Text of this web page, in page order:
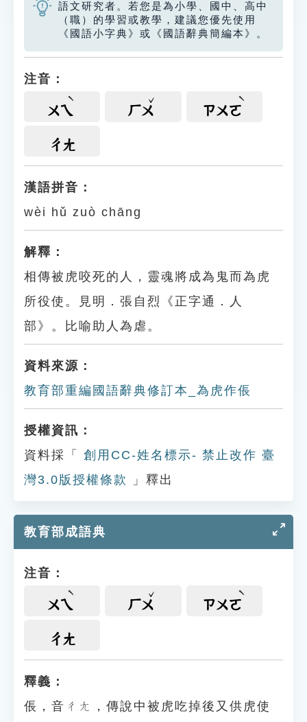
語文研究者。若您是為小學、國中、高中
（職）的學習或教學，建議您優先使用
《國語小字典》或《國語辭典簡編本》。
注音：
ㄨㄟ ㄏㄨ ㄗㄨㄛ
ㄔㄤ
漢語拼音：
wèi hǔ zuò chāng
解釋：
相傳被虎咬死的人，靈魂將成為鬼而為虎
所役使。見明．張自烈《正字通．人
部》。比喻助人為虐。
資料來源：
教育部重編國語辭典修訂本_為虎作倀
授權資訊：
資料採「
創用CC-姓名標示- 禁止改作 臺
灣3.0版授權條款
」釋出
教育部成語典
注音：
ㄨㄟ ㄏㄨ ㄗㄨㄛ
ㄔㄤ
釋義：
倀，音ㄔㄤ，傳說中被虎吃掉後又供虎使